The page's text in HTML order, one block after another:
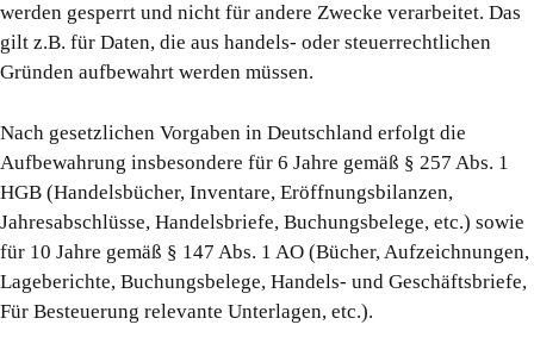
werden gesperrt und nicht für andere Zwecke verarbeitet. Das
gilt z.B. für Daten, die aus handels- oder steuerrechtlichen
Gründen aufbewahrt werden müssen.
Nach gesetzlichen Vorgaben in Deutschland erfolgt die
Aufbewahrung insbesondere für 6 Jahre gemäß § 257 Abs. 1
HGB (Handelsbücher, Inventare, Eröffnungsbilanzen,
Jahresabschlüsse, Handelsbriefe, Buchungsbelege, etc.) sowie
für 10 Jahre gemäß § 147 Abs. 1 AO (Bücher, Aufzeichnungen,
Lageberichte, Buchungsbelege, Handels- und Geschäftsbriefe,
Für Besteuerung relevante Unterlagen, etc.).